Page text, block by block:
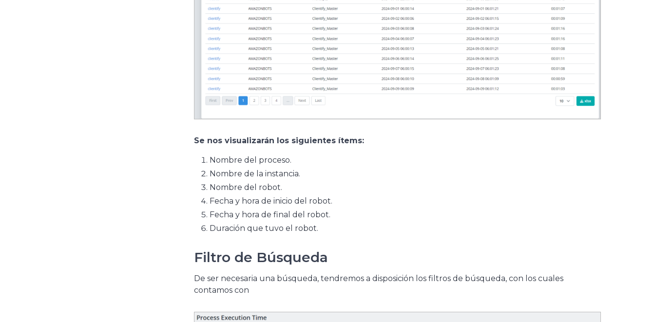
Se nos visualizarán los siguientes ítems:
Nombre del proceso.
Nombre de la instancia.
Nombre del robot.
Fecha y hora de inicio del robot.
Fecha y hora de final del robot.
Duración que tuvo el robot.
Filtro de Búsqueda
De ser necesaria una búsqueda, tendremos a disposición los filtros de búsqueda, con los cuales
contamos con